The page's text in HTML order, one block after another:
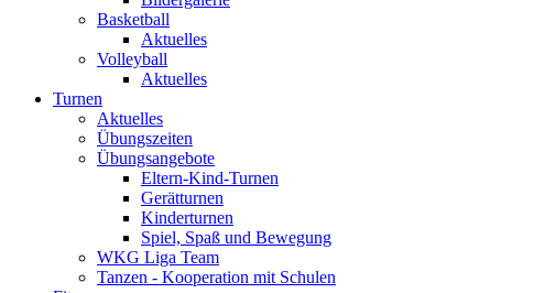
Basketball
Aktuelles
Volleyball
Aktuelles
Turnen
Aktuelles
Übungszeiten
Übungsangebote
Eltern-Kind-Turnen
Gerätturnen
Kinderturnen
Spiel, Spaß und Bewegung
WKG Liga Team
Tanzen - Kooperation mit Schulen